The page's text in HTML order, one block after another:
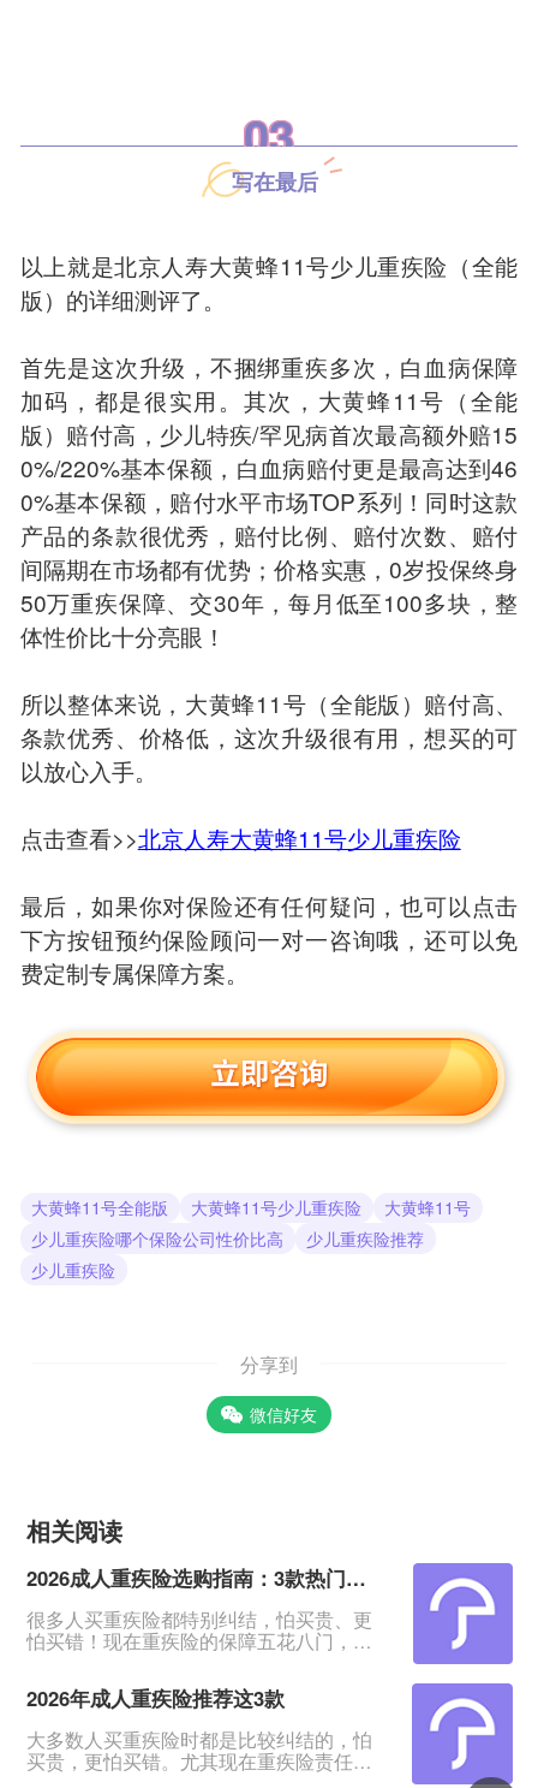
03
写在最后
以上就是北京人寿大黄蜂11号少儿重疾险（全能
版）的详细测评了。
首先是这次升级，不捆绑重疾多次，白血病保障
加码，都是很实用。其次，大黄蜂11号（全能
版）赔付高，少儿特疾/罕见病首次最高额外赔15
0%/220%基本保额，白血病赔付更是最高达到46
0%基本保额，赔付水平市场TOP系列！同时这款
产品的条款很优秀，赔付比例、赔付次数、赔付
间隔期在市场都有优势；价格实惠，0岁投保终身
50万重疾保障、交30年，每月低至100多块，整
体性价比十分亮眼！
所以整体来说，大黄蜂11号（全能版）赔付高、
条款优秀、价格低，这次升级很有用，想买的可
以放心入手。
点击查看>>北京人寿大黄蜂11号少儿重疾险
最后，如果你对保险还有任何疑问，也可以点击
下方按钮预约保险顾问一对一咨询哦，还可以免
费定制专属保障方案。
大黄蜂11号全能版 大黄蜂11号少儿重疾险
大黄蜂11号
少儿重疾险哪个保险公司性价比高
少儿重疾险推荐
少儿重疾险
分享到
微信好友
相关阅读
2026成人重疾险选购指南：3款热门产品全面测评
很多人买重疾险都特别纠结，怕买贵、更
怕买错！现在重疾险的保障五花八门，条
专门对比整理了2026年市面上口碑、性价
比都靠前的3款成人重疾险，不管你是预算
有限、身体健康，还是身体有点小异常、
不好投保，都能从中挑到合适的。&nbsp;
一、君龙超级玛丽16号Pro：普通人首选，
2026年成人重疾险推荐这3款
大多数人买重疾险时都是比较纠结的，怕
买贵，更怕买错。尤其现在重疾险责任越